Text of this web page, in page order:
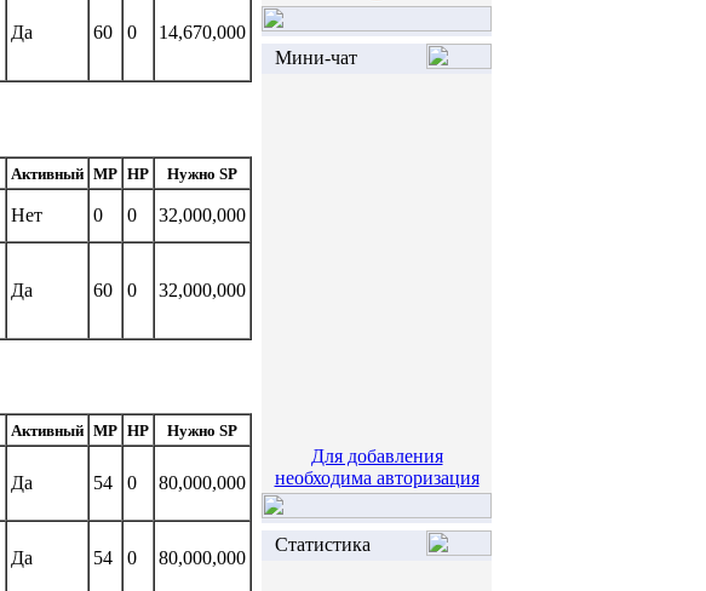
Да 60 0 14,670,000
Активный MP HP Нужно SP
Нет 0 0 32,000,000
Да 60 0 32,000,000
Активный MP HP Нужно SP
Да 54 0 80,000,000
Да 54 0 80,000,000
Мини-чат
Для добавления
необходима авторизация
Статистика